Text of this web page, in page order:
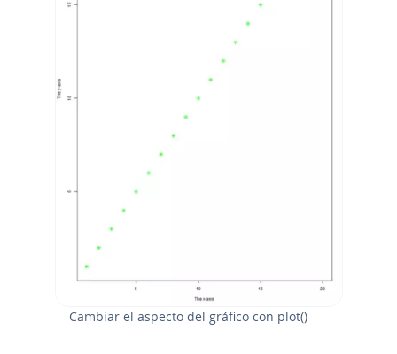
Cambiar el aspecto del gráfico con plot()